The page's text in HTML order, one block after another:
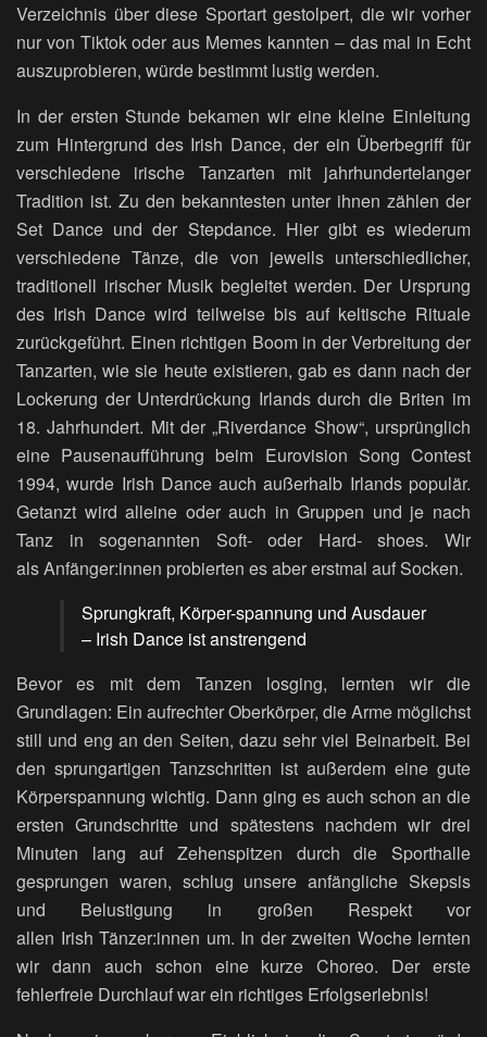
Verzeichnis über diese Sportart gestolpert, die wir vorher
nur von Tiktok oder aus Memes kannten – das mal in Echt
auszuprobieren, würde bestimmt lustig werden.
In der ersten Stunde bekamen wir eine kleine Einleitung
zum Hintergrund des Irish Dance, der ein Überbegriff für
verschiedene irische Tanzarten mit jahrhundertelanger
Tradition ist. Zu den bekanntesten unter ihnen zählen der
Set Dance und der Stepdance. Hier gibt es wiederum
verschiedene Tänze, die von jeweils unterschiedlicher,
traditionell irischer Musik begleitet werden. Der Ursprung
des Irish Dance wird teilweise bis auf keltische Rituale
zurückgeführt. Einen richtigen Boom in der Verbreitung der
Tanzarten, wie sie heute existieren, gab es dann nach der
Lockerung der Unterdrückung Irlands durch die Briten im
18. Jahrhundert. Mit der „Riverdance Show“, ursprünglich
eine Pausenaufführung beim Eurovision Song Contest
1994, wurde Irish Dance auch außerhalb Irlands populär.
Getanzt wird alleine oder auch in Gruppen und je nach
Tanz in sogenannten Soft- oder Hard- shoes. Wir
als Anfänger:innen probierten es aber erstmal auf Socken.
Sprungkraft, Körper-spannung und Ausdauer
– Irish Dance ist anstrengend
Bevor es mit dem Tanzen losging, lernten wir die
Grundlagen: Ein aufrechter Oberkörper, die Arme möglichst
still und eng an den Seiten, dazu sehr viel Beinarbeit. Bei
den sprungartigen Tanzschritten ist außerdem eine gute
Körperspannung wichtig. Dann ging es auch schon an die
ersten Grundschritte und spätestens nachdem wir drei
Minuten lang auf Zehenspitzen durch die Sporthalle
gesprungen waren, schlug unsere anfängliche Skepsis
und Belustigung in großen Respekt vor
allen Irish Tänzer:innen um. In der zweiten Woche lernten
wir dann auch schon eine kurze Choreo. Der erste
fehlerfreie Durchlauf war ein richtiges Erfolgserlebnis!